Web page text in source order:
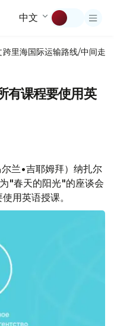
中文
跨里海国际运输路线/中间走廊
有课程要使用英
兰•吉耶姆拜）纳扎尔
"春天的阳光"的座谈会
用英语授课。